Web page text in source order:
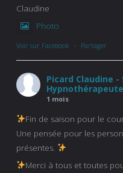
Claudine
Photo
Voir sur Facebook · Partager
Picard Claudine
Hypnothérapeute
1 mois
Fin de saison pour le
Une pensée pour les
présentes.
Merci à tous et toutes